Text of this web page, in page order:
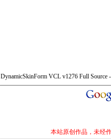
DynamicSkinForm VCL v1276 Full
本站原创作品，未经